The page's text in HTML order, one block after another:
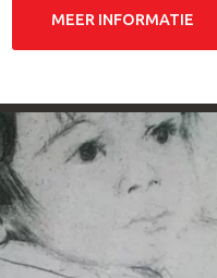
MEER INFORMATIE